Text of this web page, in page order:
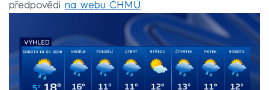
předpovědi na webu ČHMÚ.